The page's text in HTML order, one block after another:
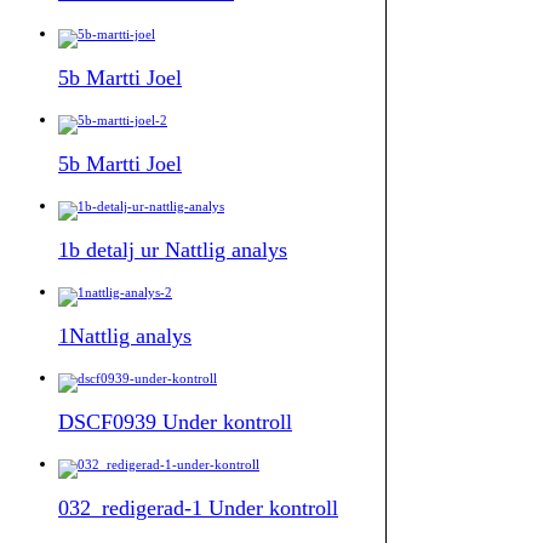
5b Martti Joel
5b Martti Joel
1b detalj ur Nattlig analys
1Nattlig analys
DSCF0939 Under kontroll
032_redigerad-1 Under kontroll